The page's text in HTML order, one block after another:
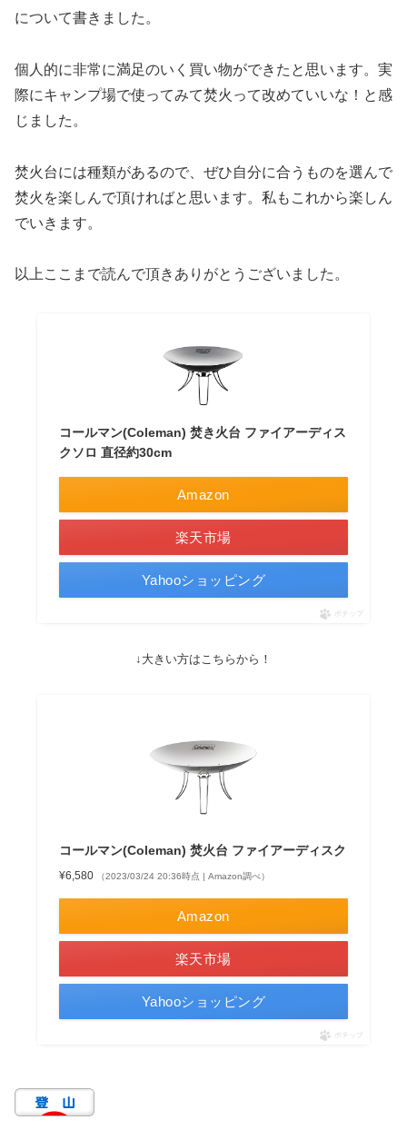
について書きました。
個人的に非常に満足のいく買い物ができたと思います。実
際にキャンプ場で使ってみて焚火って改めていいな！と感
じました。
焚火台には種類があるので、ぜひ自分に合うものを選んで
焚火を楽しんで頂ければと思います。私もこれから楽しん
でいきます。
以上ここまで読んで頂きありがとうございました。
コールマン(Coleman) 焚き火台 ファイアーディス
クソロ 直径約30cm
Amazon
楽天市場
Yahooショッピング
ポチップ
↓大きい方はこちらから！
コールマン(Coleman) 焚火台 ファイアーディスク
¥6,580 （2023/03/24 20:36時点 | Amazon調べ）
Amazon
楽天市場
Yahooショッピング
ポチップ